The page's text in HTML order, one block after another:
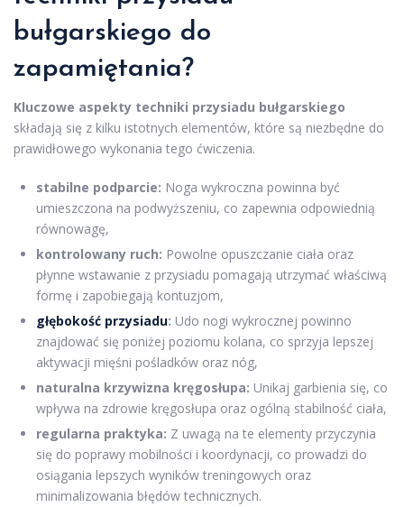
bułgarskiego do
zapamiętania?
Kluczowe aspekty techniki przysiadu bułgarskiego
składają się z kilku istotnych elementów, które są niezbędne do
prawidłowego wykonania tego ćwiczenia.
stabilne podparcie: Noga wykroczna powinna być
umieszczona na podwyższeniu, co zapewnia odpowiednią
równowagę,
kontrolowany ruch: Powolne opuszczanie ciała oraz
płynne wstawanie z przysiadu pomagają utrzymać właściwą
formę i zapobiegają kontuzjom,
głębokość przysiadu: Udo nogi wykrocznej powinno
znajdować się poniżej poziomu kolana, co sprzyja lepszej
aktywacji mięśni pośladków oraz nóg,
naturalna krzywizna kręgosłupa: Unikaj garbienia się, co
wpływa na zdrowie kręgosłupa oraz ogólną stabilność ciała,
regularna praktyka: Z uwagą na te elementy przyczynia
się do poprawy mobilności i koordynacji, co prowadzi do
osiągania lepszych wyników treningowych oraz
minimalizowania błędów technicznych.